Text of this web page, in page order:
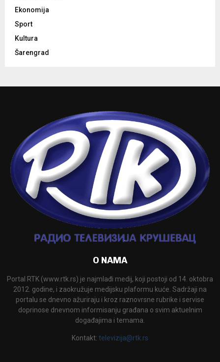
Ekonomija
Sport
Kultura
Šarengrad
O NAMA
Portal RTK (www.rtk.rs) je najmlađi medij, koji postoji od 14. oktobra
2012. godine, i zaokružuje medijsku plaformu kuće. Sadržaji na
portalu se dnevno ažuriraju i kroz raznovrsne rubrike i servise
doprinose dnevnom informisanju građana o svim aktuelnim
događajima i temama.
Kontakt: televizija@rtk.rs